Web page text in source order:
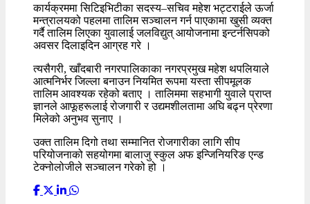
कार्यक्रममा सिटिइभिटीका सदस्य–सचिव महेश भट्टराईले ऊर्जा
मन्त्रालयको पहलमा तालिम सञ्चालन गर्न पाएकामा खुसी व्यक्त
गर्दै तालिम लिएका युवालाई जलविद्युत् आयोजनामा इन्टर्नसिपको
अवसर दिलाइदिन आग्रह गरे ।
त्यसैगरी, खाँदबारी नगरपालिकाका नगरप्रमुख महेश थपलियाले
आत्मनिर्भर जिल्ला बनाउन नियमित रूपमा यस्ता सीपमूलक
तालिम आवश्यक रहेको बताए । तालिममा सहभागी युवाले प्राप्त
ज्ञानले आफूहरूलाई रोजगारी र उद्यमशीलतामा अघि बढ्न प्रेरणा
मिलेको अनुभव सुनाए ।
उक्त तालिम दिगो तथा सम्मानित रोजगारीका लागि सीप
परियोजनाको सहयोगमा बालाजु स्कुल अफ इन्जिनियरिङ एन्ड
टेक्नोलोजीले सञ्चालन गरेको हो ।